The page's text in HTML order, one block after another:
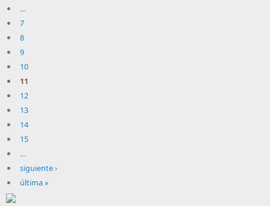
…
7
8
9
10
11
12
13
14
15
…
siguiente ›
última »